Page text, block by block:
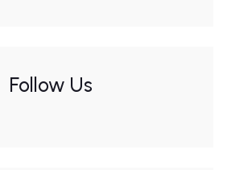
Follow Us